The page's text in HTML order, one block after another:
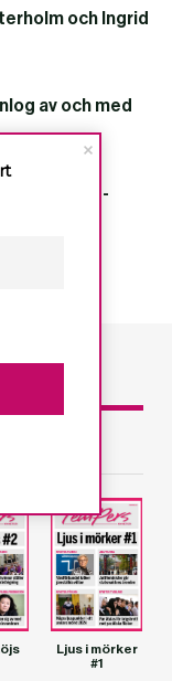
och Ingrid
av och med
EU-
Ljus i mörker
#1